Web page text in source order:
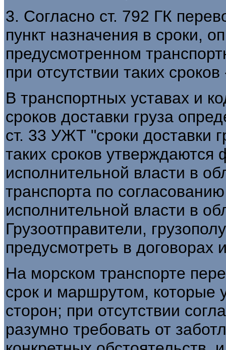
3. Согласно ст. 792 ГК
пункт назначения в сроки,
предусмотренном
при отсутствии таких
В транспортных уставах и
сроков доставки груза
ст. 33 УЖТ "сроки доставки
таких сроков
исполнительной власти в
транспорта по
исполнительной власти в
Грузоотправители,
предусмотреть в договорах
На морском транспорте
срок и маршрутом, которые
сторон; при отсутствии
разумно требовать от